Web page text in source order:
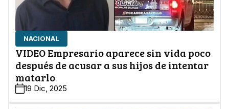
NACIONAL
VIDEO Empresario aparece sin vida poco
después de acusar a sus hijos de intentar
matarlo
19 Dic, 2025